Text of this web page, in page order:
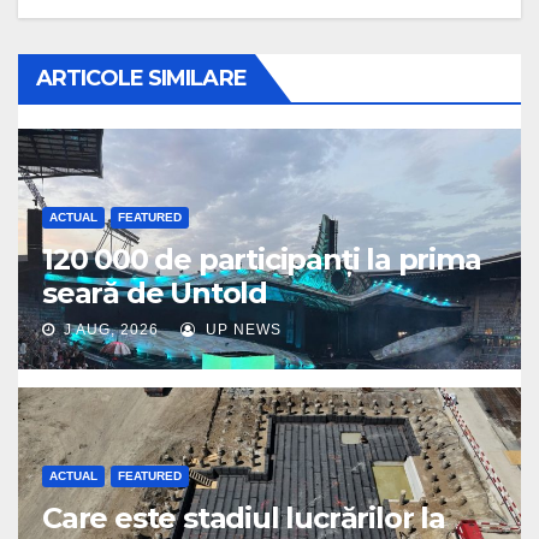
ARTICOLE SIMILARE
ACTUAL FEATURED
120 000 de participanți la prima
seară de Untold
J AUG, 2026 UP NEWS
ACTUAL FEATURED
Care este stadiul lucrărilor la